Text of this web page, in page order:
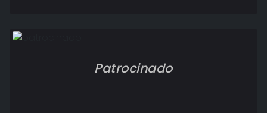
Patrocinado